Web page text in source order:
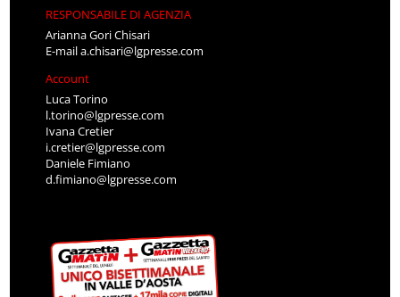
RESPONSABILE DI AGENZIA
Arianna Gori Chisari
E-maila.chisari@lgpresse.com
Account
Luca Torino
l.torino@lgpresse.com
Ivana Cretier
i.cretier@lgpresse.com
Daniele Fimiano
d.fimiano@lgpresse.com